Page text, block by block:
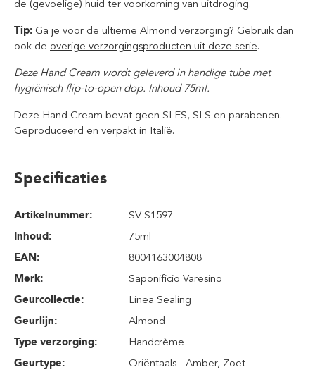
de (gevoelige) huid ter voorkoming van uitdroging.
Tip: Ga je voor de ultieme Almond verzorging? Gebruik dan
ook de overige verzorgingsproducten uit deze serie.
Deze Hand Cream wordt geleverd in handige tube met
hygiënisch flip-to-open dop. Inhoud 75ml.
Deze Hand Cream bevat geen SLES, SLS en parabenen.
Geproduceerd en verpakt in Italië.
Specificaties
Artikelnummer:
SV-S1597
Inhoud:
75ml
EAN:
8004163004808
Merk:
Saponificio Varesino
Geurcollectie:
Linea Sealing
Geurlijn:
Almond
Type verzorging:
Handcrème
Geurtype:
Oriëntaals - Amber, Zoet